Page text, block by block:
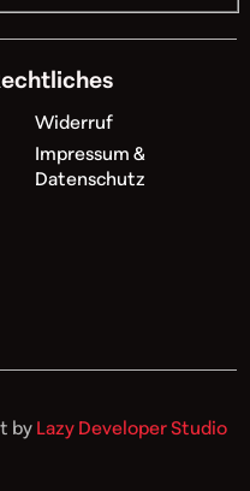
Widerruf
Impressum &
Datenschutz
by Lazy Developer Studio